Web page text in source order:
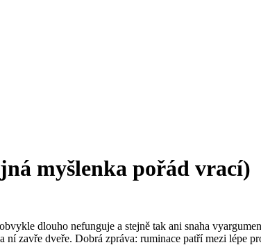
myšlenka pořád vrací)
dlouho nefunguje a stejně tak ani snaha
zavře dveře. Dobrá zpráva: ruminace patří mezi lépe